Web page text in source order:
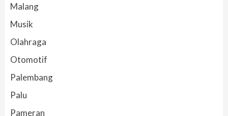
Malang
Musik
Olahraga
Otomotif
Palembang
Palu
Pameran